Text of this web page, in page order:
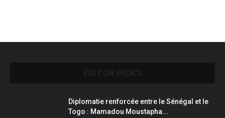
Diplomatie renforcée entre le Sénégal et le
Togo : Mamadou Moustapha...